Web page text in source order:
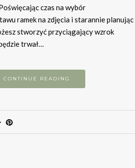
czas na wybór
ramek na zdjęcia i starannie planując
stworzyć przyciągający wzrok
trwał…
CONTINUE READING